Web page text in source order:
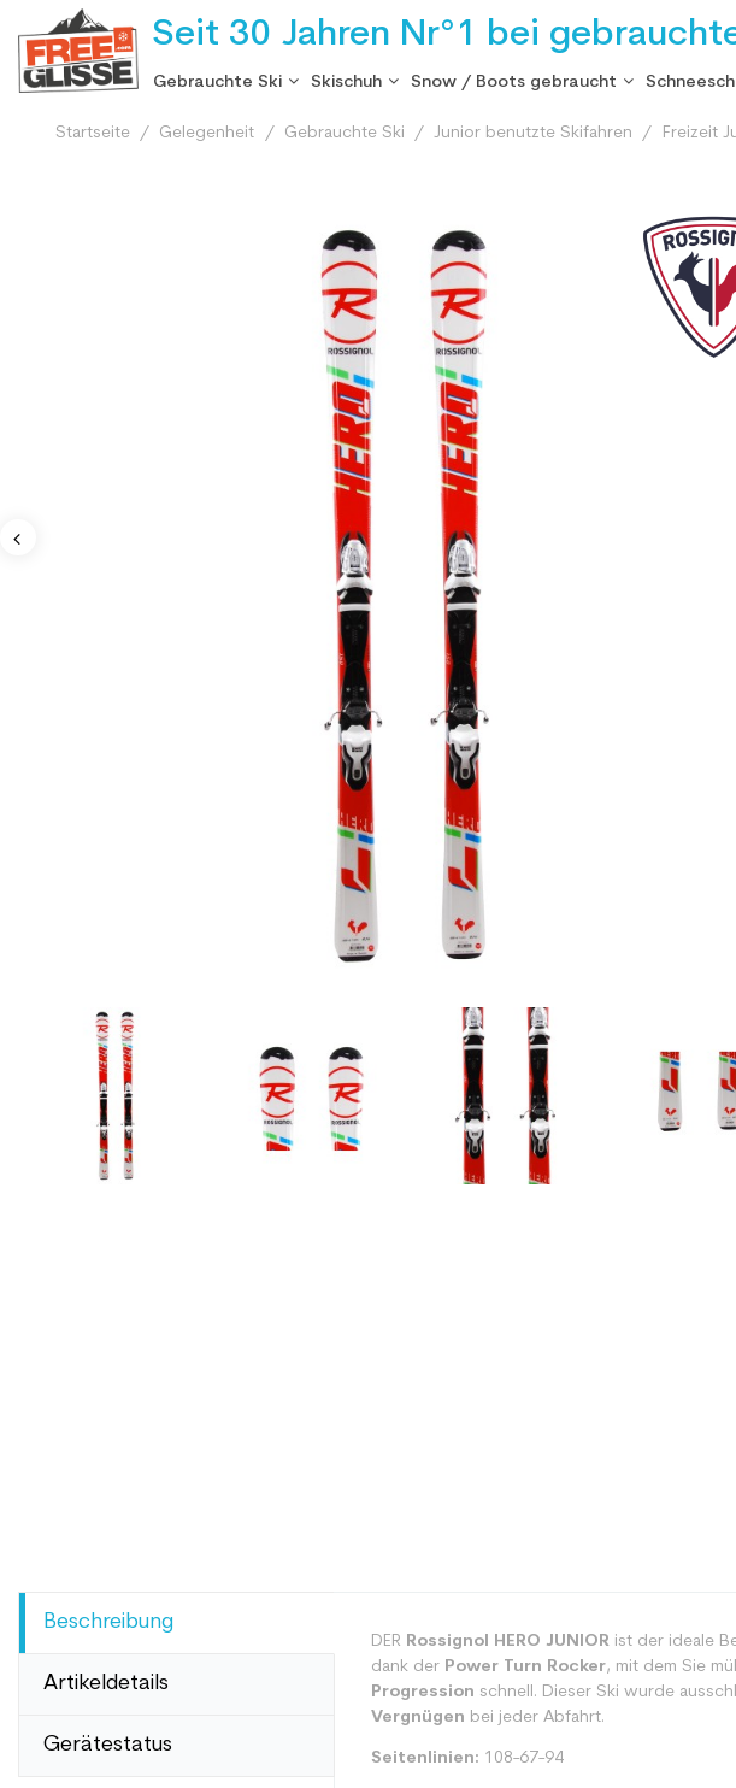
Seit 30 Jahren Nr°1 bei
Gebrauchte Ski Skischuh Snow / Boots gebraucht
Startseite Gelegenheit Gebrauchte Ski Junior benutzte Skifahren Freizeit
Beschreibung
Artikeldetails
Gerätestatus
DER Rossignol HERO JUNIORist der ideale
dank der Power Turn Rocker, mit dem Sie
Progression schnell. Dieser Ski wurde
Vergnügen bei jeder Abfahrt.
Seitenlinien: 108-67-94